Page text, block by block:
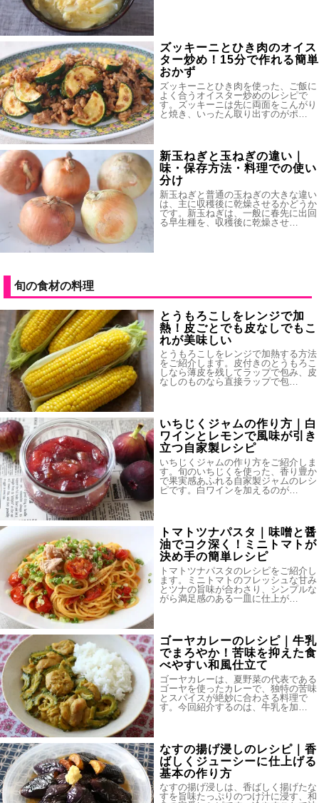
ズッキーニとひき肉のオイス
ター炒め！15分で作れる簡単
おかず
ズッキーニとひき肉を使った、ご飯に
よく合うオイスター炒めのレシピで
す。ズッキーニは先に両面をこんがり
と焼き、いったん取り出すのがポ…
新玉ねぎと玉ねぎの違い｜
味・保存方法・料理での使い
分け
新玉ねぎと普通の玉ねぎの大きな違い
は、主に収穫後に乾燥させるかどうか
です。新玉ねぎは、一般に春先に出回
る早生種を、収穫後に乾燥させ…
旬の食材の料理
とうもろこしをレンジで加
熱！皮ごとでも皮なしでもこ
れが美味しい
とうもろこしをレンジで加熱する方法
をご紹介します。皮付きのとうもろこ
しなら薄皮を残してラップで包み、皮
なしのものなら直接ラップで包…
いちじくジャムの作り方｜白
ワインとレモンで風味が引き
立つ自家製レシピ
いちじくジャムの作り方をご紹介しま
す。旬のいちじくを使った、香り豊か
で果実感あふれる自家製ジャムのレシ
ピです。白ワインを加えるのが…
トマトツナパスタ｜味噌と醤
油でコク深く！ミニトマトが
決め手の簡単レシピ
トマトツナパスタのレシピをご紹介し
ます。ミニトマトのフレッシュな甘み
とツナの旨味が合わさり、シンプルな
がら満足感のある一皿に仕上が…
ゴーヤカレーのレシピ｜牛乳
でまろやか！苦味を抑えた食
べやすい和風仕立て
ゴーヤカレーは、夏野菜の代表である
ゴーヤを使ったカレーで、独特の苦味
とスパイスが絶妙に合わさる料理で
す。今回紹介するのは、牛乳を加…
なすの揚げ浸しのレシピ｜香
ばしくジューシーに仕上げる
基本の作り方
なすの揚げ浸しは、香ばしく揚げたな
すを旨味たっぷりのつけ汁に浸す、和